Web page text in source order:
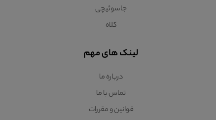
جاسوئیچی
کلاه
لینک های مهم
درباره ما
تماس با ما
قوانین و مقررات